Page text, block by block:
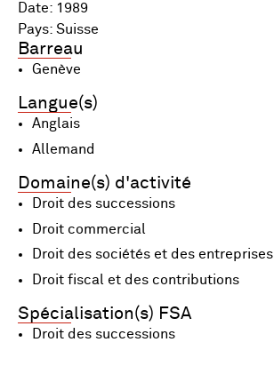
Date: 1989
Pays: Suisse
Barreau
Genève
Langue(s)
Anglais
Allemand
Domaine(s) d'activité
Droit des successions
Droit commercial
Droit des sociétés et des entreprises
Droit fiscal et des contributions
Spécialisation(s) FSA
Droit des successions